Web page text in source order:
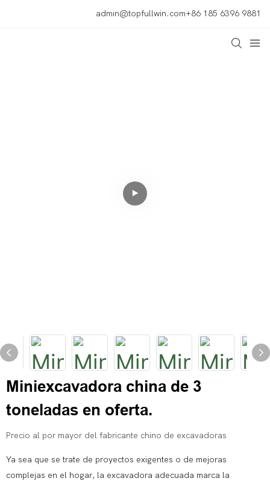
admin@topfullwin.com+86 185 6396 9881
Miniexcavadora china de 3
toneladas en oferta.
Precio al por mayor del fabricante chino de excavadoras
Ya sea que se trate de proyectos exigentes o de mejoras
complejas en el hogar, la excavadora adecuada marca la